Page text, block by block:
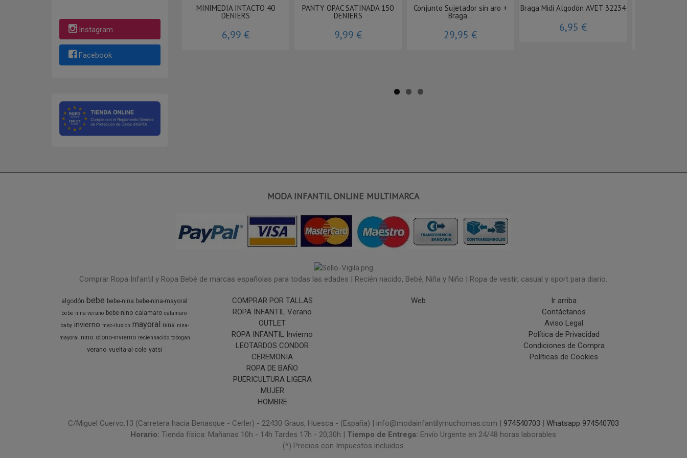
Instagram
Facebook
MINIMEDIA INTACTO 40
DENIERS
6,99 €
PANTY OPAC SATINADA 150
DENIERS
9,99 €
Conjunto Sujetador sin aro +
Braga...
29,95 €
Braga Midi Algodón AVET 32234
6,95 €
MODA INFANTIL ONLINE MULTIMARCA
Comprar Ropa Infantil y Ropa Bebé de marcas españolas para todas las edades | Recién nacido, Bebé, Niña y Niño | Ropa de vestir, casual y sport para diario.
algodón bebe bebe-nina bebe-nina-mayoral
bebe-nina-verano bebe-nino calamaro calamaro-
baby invierno mac-ilusion mayoral nina nina-
mayoral
nino otono-invierno reciennacido tobogan
verano vuelta-al-cole yatsi
COMPRAR POR TALLAS
ROPA INFANTIL Verano
OUTLET
ROPA INFANTIL Invierno
LEOTARDOS CONDOR
CEREMONIA
ROPA DE BAÑO
PUERICULTURA LIGERA
MUJER
HOMBRE
Web
Ir arriba
Contáctanos
Aviso Legal
Política de Privacidad
Condiciones de Compra
Políticas de Cookies
C/Miguel Cuervo,13 (Carretera hacia Benasque - Cerler) - 22430 Graus, Huesca - (España) | info@modainfantilymuchomas.com | 974540703 | Whatsapp 974540703
Horario:Tienda física: Mañanas 10h - 14h Tardes 17h - 20,30h | Tiempo de Entrega: Envío Urgente en 24/48 horas laborables
(*) Precios con Impuestos incluidos